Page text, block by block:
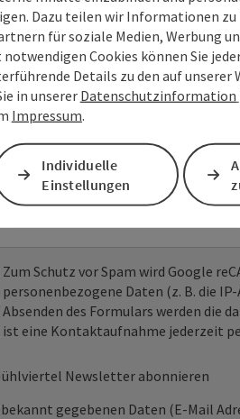
mit* sind Pflichtfelder
Nachname
Anfrage
Zum Schutz vor Spam wird Google
personenbezogene Daten (z. B. die
Absenden des Formulars werden die
ist eine Kontaktaufnahme jederzeit
Newsletter abonnieren
gegebenen Daten (E-Mail
Dazu teilen wir Informationen zu
für soziale Medien, Werbung
Cookies können Sie
Details zu den auf unserer
in unsererDatenschutzinformation
Impressum.
Individuelle
Einstellungen